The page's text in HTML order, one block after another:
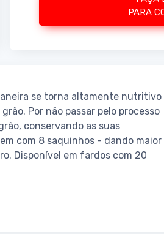
PARA
se torna altamente nutritivo
Por não passar pelo processo
conservando as suas
com 8 saquinhos - dando maior
Disponível em fardos com 20